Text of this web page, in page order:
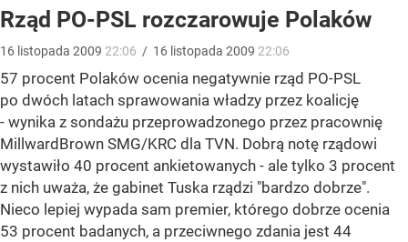
Rząd PO-PSL rozczarowuje Polaków
16 listopada 2009 22:06 / 16 listopada 2009 22:06
57 procent Polaków ocenia negatywnie rząd PO-PSL
po dwóch latach sprawowania władzy przez koalicję
- wynika z sondażu przeprowadzonego przez pracownię
MillwardBrown SMG/KRC dla TVN. Dobrą notę rządowi
wystawiło 40 procent ankietowanych - ale tylko 3 procent
z nich uważa, że gabinet Tuska rządzi "bardzo dobrze".
Nieco lepiej wypada sam premier, którego dobrze ocenia
53 procent badanych, a przeciwnego zdania jest 44